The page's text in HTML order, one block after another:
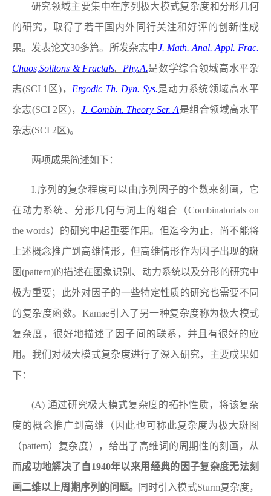
研究领域主要集中在序列极大模式复杂度和分形几何
的研究，取得了若干国内外同行关注和好评的创新性成
果。发表论文30多篇。所发杂志中J. Math. Anal. Appl. Frac.
Chaos,Solitons & Fractals. Phy.A.是数学综合领域高水平杂
志(SCI 1 区)， Ergodic Th. Dyn. Sys.是动力系统领域高水平
杂志(SCI 2 区) ，J. Combin. Theory Ser. A是组合领域高水平
杂志(SCI 2 区)。
两项成果简述如下：
I.序列的复杂程度可以由序列因子的个数来刻画，它
在动力系统、分形几何与词上的组合（Combinatorials on
the words）的研究中起重要作用。但迄今为止，尚不能将
上述概念推广到高维情形，但高维情形作为因子出现的斑
图(pattern)的描述在图象识别、动力系统以及分形的研究中
极为重要；此外对因子的一些特定性质的研究也需要不同
的复杂度函数。 Kamae引入了另一种复杂度称为极大模式
复杂度，很好地描述了因子间的联系，并且有很好的应
用。我们对极大模式复杂度进行了深入研究，主要成果如
下：
(A) 通过研究极大模式复杂度的拓扑性质，将该复杂
度的概念推广到高维（因此也可称此复杂度为极大斑图
（pattern）复杂度），给出了高维词的周期性的刻画，从
而成功地解决了自 1940年以来用经典的因子复杂度无法刻
画二维以上周期序列的问题。
同时引入模式Sturm复杂度，